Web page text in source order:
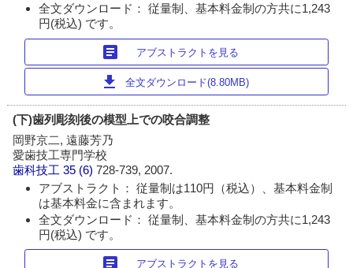
全文ダウンロード： 従量制、基本料金制の方共に1,243
円(税込) です。
article アブストラクトを見る
download 全文ダウンロード(8.80MB)
(下)歯列彫刻後の模型上での咬合調整
岡野京二, 遠藤芳乃
愛歯技工専門学校
歯科技工 35 (6)728-739, 2007.
アブストラクト： 従量制は110円（税込）、基本料金制
は基本料金に含まれます。
全文ダウンロード： 従量制、基本料金制の方共に1,243
円(税込) です。
article アブストラクトを見る